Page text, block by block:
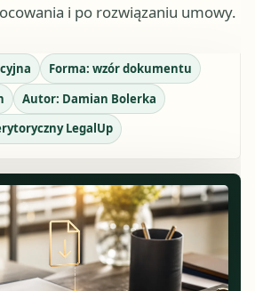
i po rozwiązaniu umowy.
Forma: wzór dokumentu
Autor: Damian Bolerka
LegalUp